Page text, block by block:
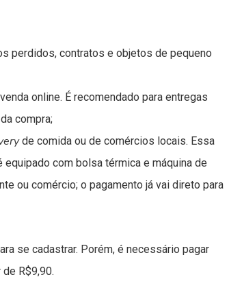
perdidos, contratos e objetos de pequeno
online. É recomendado para entregas
compra;
de comida ou de comércios locais. Essa
com bolsa térmica e máquina de
ou comércio; o pagamento já vai direto para
se cadastrar. Porém, é necessário pagar
R$9,90.